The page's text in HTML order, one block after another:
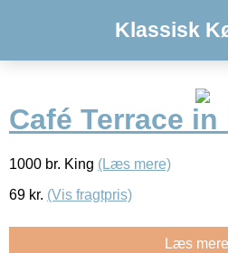
Klassisk
Café Terrace
1000 br. King (Læs mere)
69 kr. (Vis fragtpris)
Læs